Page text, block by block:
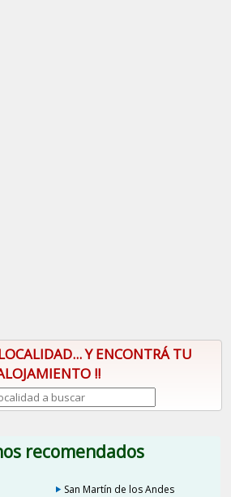
Y ENCONTRÁ TU
!!
recomendados
San Martín de los Andes